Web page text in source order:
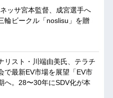
ッサ宮本監督、成宮選手へ
輪ビークル「noslisu」を贈
リスト・川端由美氏、テラチ
で最新EV市場を展望「EV市
へ。28〜30年にSDV化が本